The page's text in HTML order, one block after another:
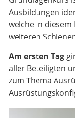
Ausbildungen
welche in
weiteren
Am ersten Tag
aller Beteiligten
zum Thema